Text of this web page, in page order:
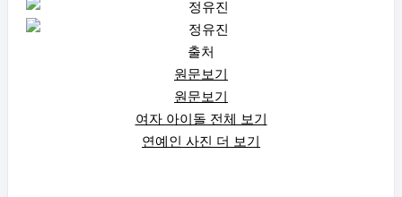
출처
원문보기
원문보기
여자 아이돌 전체 보기
연예인 사진 더 보기